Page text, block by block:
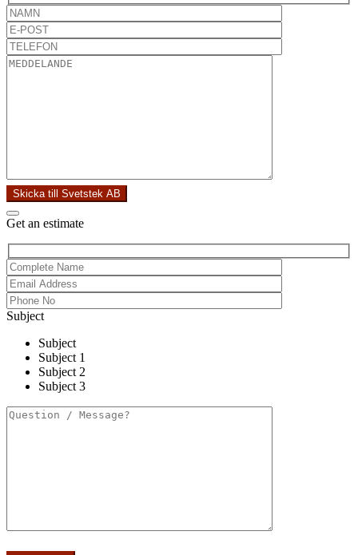
Skicka till Svetstek AB
Get an estimate
Subject
Subject
Subject 1
Subject 2
Subject 3